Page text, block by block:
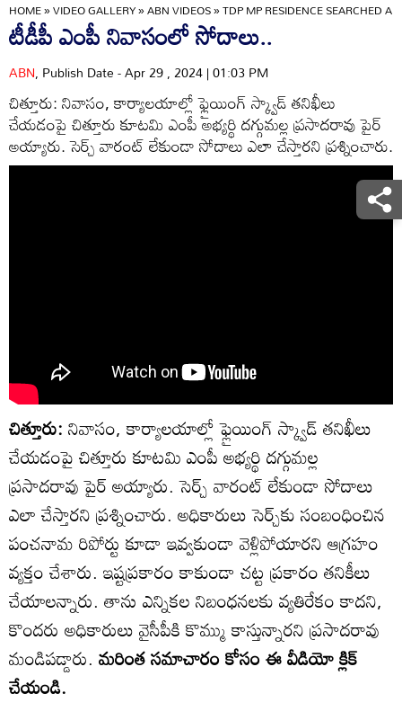
HOME»VIDEO GALLERY»ABN VIDEOS»TDP MP RESIDENCE SEARCHED
టీడీపీ ఎంపీ నివాసంలో సోదాలు..
ABN, Publish Date - Apr 29 , 2024 | 01:03 PM
చిత్తూరు: నివాసం, కార్యాలయాల్లో ఫ్లైయింగ్ స్క్వాడ్ తనిఖీలు
చేయడంపై చిత్తూరు కూటమి ఎంపీ అభ్యర్థి దగ్గుమల్ల ప్రసాదరావు పైర్
అయ్యారు. సెర్చ్ వారంట్ లేకుండా సోదాలు ఎలా చేస్తారని ప్రశ్నించారు.
చిత్తూరు:నివాసం, కార్యాలయాల్లో ఫ్లైయింగ్ స్క్వాడ్ తనిఖీలు
చేయడంపై చిత్తూరు కూటమి ఎంపీ అభ్యర్థి దగ్గుమల్ల
ప్రసాదరావు పైర్ అయ్యారు. సెర్చ్ వారంట్ లేకుండా సోదాలు
ఎలా చేస్తారని ప్రశ్నించారు. అధికారులు సెర్చ్‌కు సంబంధించిన
పంచనామ రిపోర్టు కూడా ఇవ్వకుండా వెళ్లిపోయారని ఆగ్రహం
వ్యక్తం చేశారు. ఇష్టప్రకారం కాకుండా చట్ట ప్రకారం తనికీలు
చేయాలన్నారు. తాను ఎన్నికల నిబంధనలకు వ్యతిరేకం కాదని,
కొందరు అధికారులు వైసీపీకి కొమ్ము కాస్తున్నారని ప్రసాదరావు
మండిపడ్డారు. మరింత సమాచారం కోసం ఈ వీడియో క్లిక్
చేయండి.